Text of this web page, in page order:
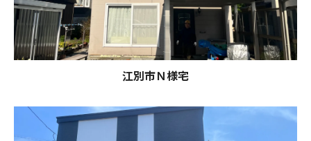
江別市Ｎ様宅
お問い合わせはこちら